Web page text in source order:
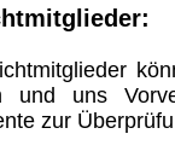
und uns
zur